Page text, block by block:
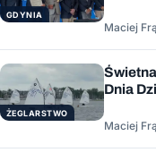
GDYNIA
Maciej
ŻEGLARSTWO
Dnia
Maciej